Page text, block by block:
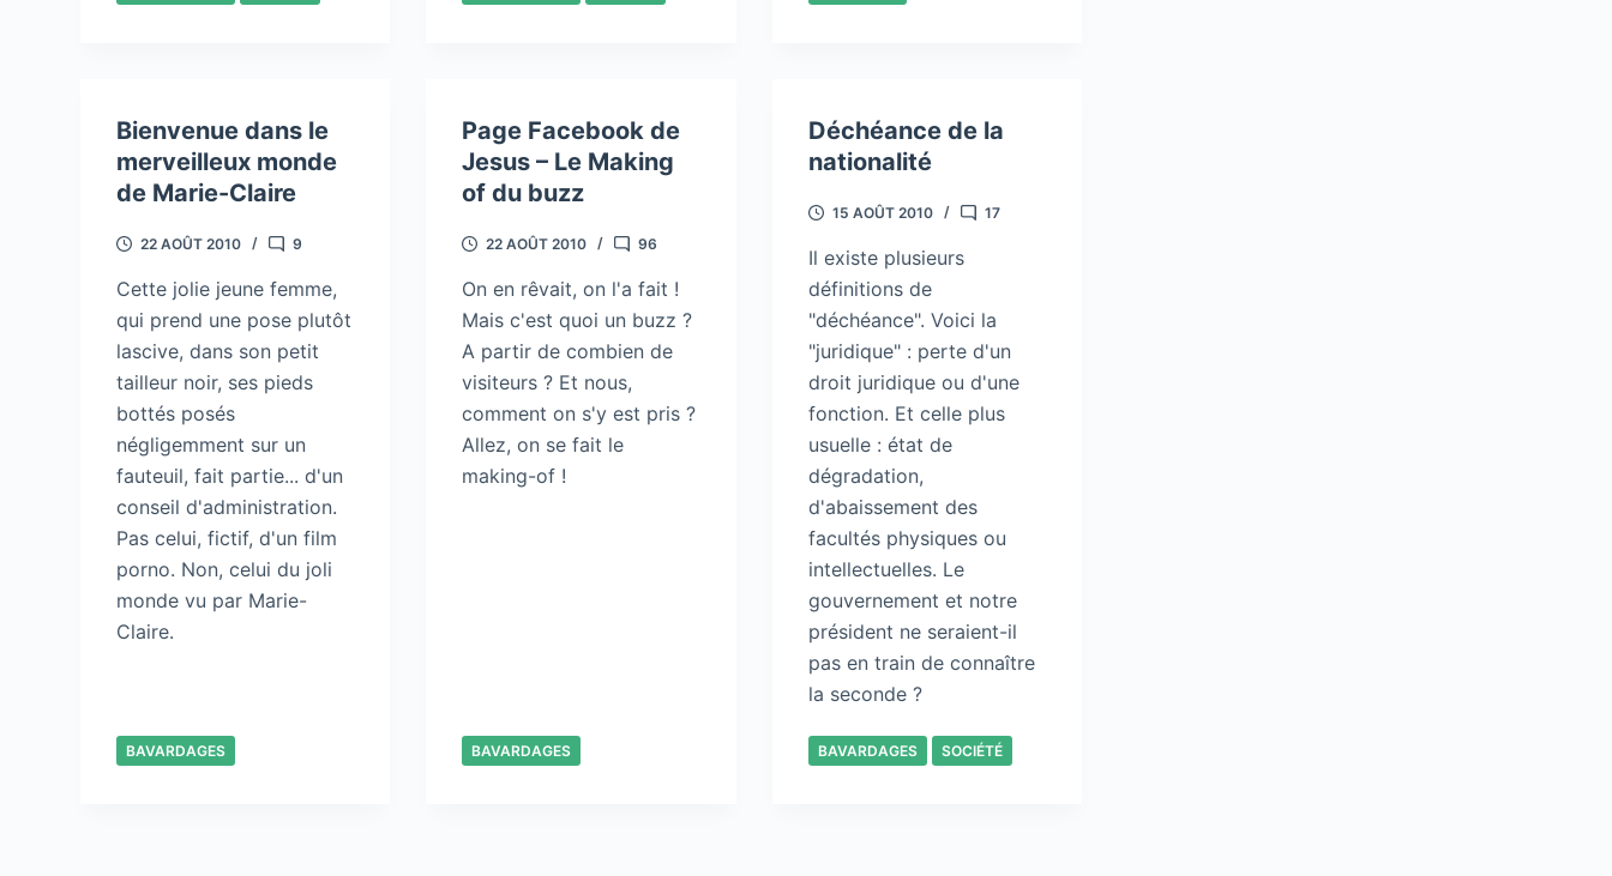
Bienvenue dans le
merveilleux monde
de Marie-Claire
22 AOÛT 2010 9
Cette jolie jeune femme,
qui prend une pose plutôt
lascive, dans son petit
tailleur noir, ses pieds
bottés posés
négligemment sur un
fauteuil, fait partie... d'un
conseil d'administration.
Pas celui, fictif, d'un film
porno. Non, celui du joli
monde vu par Marie-
Claire.
BAVARDAGES
Page Facebook de
Jesus – Le Making
of du buzz
22 AOÛT 2010 96
On en rêvait, on l'a fait !
Mais c'est quoi un buzz ?
A partir de combien de
visiteurs ? Et nous,
comment on s'y est pris ?
Allez, on se fait le
making-of !
BAVARDAGES
Déchéance de la
nationalité
15 AOÛT 2010 17
Il existe plusieurs
définitions de
"déchéance". Voici la
"juridique" : perte d'un
droit juridique ou d'une
fonction. Et celle plus
usuelle : état de
dégradation,
d'abaissement des
facultés physiques ou
intellectuelles. Le
gouvernement et notre
président ne seraient-il
pas en train de connaître
la seconde ?
BAVARDAGES SOCIÉTÉ